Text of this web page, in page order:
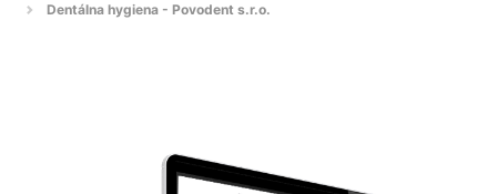
Dentálna hygiena - Povodent s.r.o.